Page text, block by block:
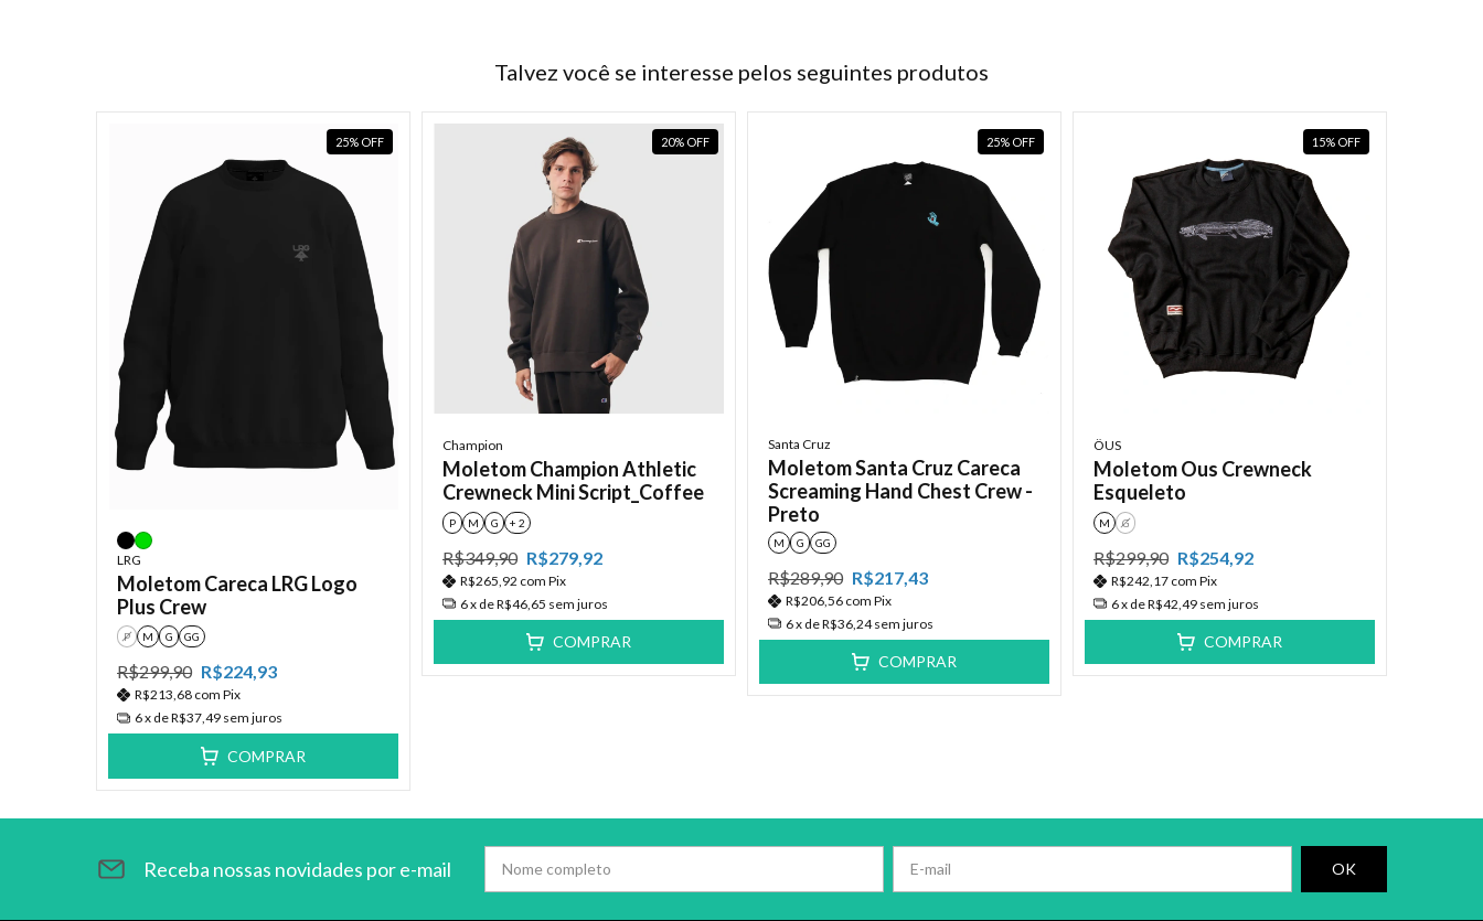
Talvez você se interesse pelos seguintes produtos
25% OFF
LRG
Moletom Careca LRG Logo
Plus Crew
P M G GG
R$299,90 R$224,93
R$213,68 com Pix
6x deR$37,49 sem juros
COMPRAR
20% OFF
Champion
Moletom Champion Athletic
Crewneck Mini Script_Coffee
P M G + 2
R$349,90 R$279,92
R$265,92 com Pix
6x deR$46,65 sem juros
COMPRAR
25% OFF
Santa Cruz
Moletom Santa Cruz Careca
Screaming Hand Chest Crew -
Preto
M G GG
R$289,90 R$217,43
R$206,56 com Pix
6x deR$36,24 sem juros
COMPRAR
15% OFF
ÖUS
Moletom Ous Crewneck
Esqueleto
M G
R$299,90 R$254,92
R$242,17 com Pix
6x deR$42,49 sem juros
COMPRAR
Receba nossas novidades por e-mail